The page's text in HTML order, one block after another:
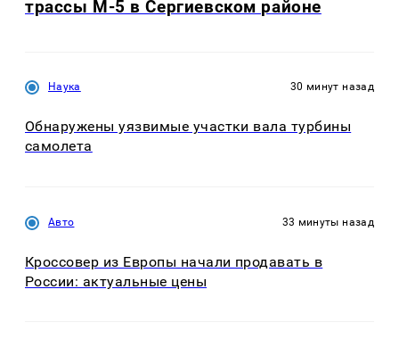
трассы М-5 в Сергиевском районе
Наука 30 минут назад
Обнаружены уязвимые участки вала турбины
самолета
Авто 33 минуты назад
Кроссовер из Европы начали продавать в
России: актуальные цены